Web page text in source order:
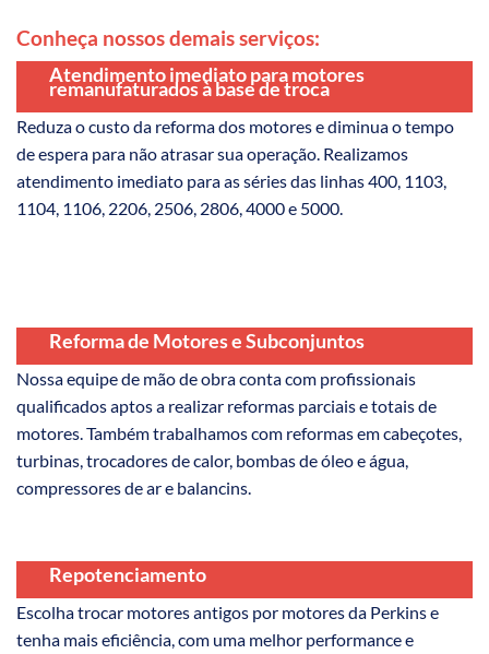
Conheça nossos demais serviços:
Atendimento imediato para motores
remanufaturados à base de troca
Reduza o custo da reforma dos motores e diminua o tempo
de espera para não atrasar sua operação. Realizamos
atendimento imediato para as séries das linhas 400, 1103,
1104, 1106, 2206, 2506, 2806, 4000 e 5000.
Reforma de Motores e Subconjuntos
Nossa equipe de mão de obra conta com profissionais
qualificados aptos a realizar reformas parciais e totais de
motores. Também trabalhamos com reformas em cabeçotes,
turbinas, trocadores de calor, bombas de óleo e água,
compressores de ar e balancins.
Repotenciamento
Escolha trocar motores antigos por motores da Perkins e
tenha mais eficiência, com uma melhor performance e